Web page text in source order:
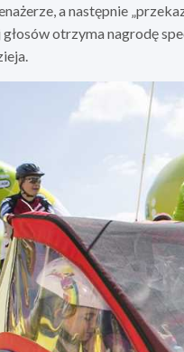
a następnie
otrzyma nagrodę